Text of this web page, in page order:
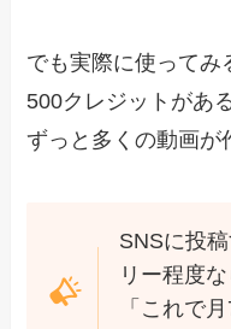
でも実際に使ってみ
500クレジットがあ
ずっと多くの動画が
SNSに投
リー程度
「これで